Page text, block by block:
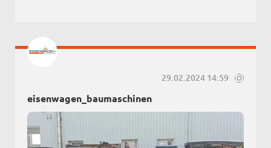
29.02.2024 14:59
eisenwagen_baumaschinen